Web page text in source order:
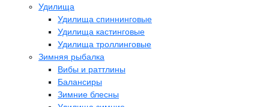
Удилища
Удилища спиннинговые
Удилища кастинговые
Удилища троллинговые
Зимняя рыбалка
Вибы и раттлины
Балансиры
Зимние блесны